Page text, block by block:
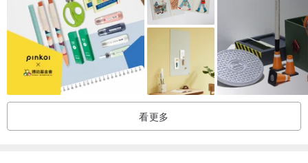
透過100組人生提問、金句導引、美好練習與風格寫真，在時間、空
間、人際的三大人生課題上，展開自己與自我的對話實踐，再次拓展
人生的不同視角，透過整理成為更好的自己。
__人氣華文作家 – 張西、職場圖文作家 – 我是馬克、 資深時尚媒體
人 – 盧淑芬、 picupi挑品_永續時尚平台創辦人 – 張倞菱一致好評推
看更多